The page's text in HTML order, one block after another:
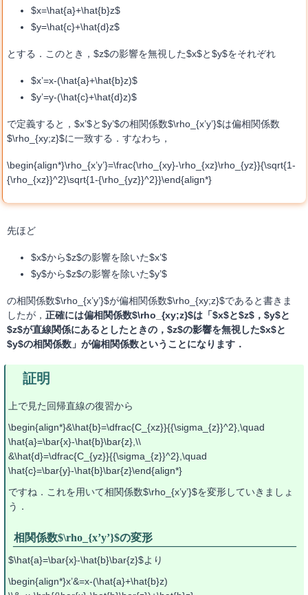
$x=\hat{a}+\hat{b}z$
$y=\hat{c}+\hat{d}z$
とする．このとき，$z$の影響を無視した$x$と$y$をそれぞれ
$x’=x-(\hat{a}+\hat{b}z)$
$y’=y-(\hat{c}+\hat{d}z)$
で定義すると，$x’$と$y’$の相関係数$\rho_{x’y’}$は偏相関係数
$\rho_{xy;z}$に一致する．すなわち，
\begin{align*}\rho_{x’y’}=\frac{\rho_{xy}-\rho_{xz}\rho_{yz}}{\sqrt{1-
{\rho_{xz}}^2}\sqrt{1-{\rho_{yz}}^2}}\end{align*}
先ほど
$x$から$z$の影響を除いた$x’$
$y$から$z$の影響を除いた$y’$
の相関係数$\rho_{x’y’}$が偏相関係数$\rho_{xy;z}$であると書きま
したが， 正確には偏相関係数$\rho_{xy;z}$は「$x$と$z$，$y$と
$z$が直線関係にあるとしたときの，$z$の影響を無視した$x$と
$y$の相関係数」が偏相関係数ということになります．
上で見た回帰直線の復習から
\begin{align*}&\hat{b}=\dfrac{C_{xz}}{{\sigma_{z}}^2},\quad
\hat{a}=\bar{x}-\hat{b}\bar{z},\\
&\hat{d}=\dfrac{C_{yz}}{{\sigma_{z}}^2},\quad
\hat{c}=\bar{y}-\hat{b}\bar{z}\end{align*}
ですね．これを用いて相関係数$\rho_{x’y’}$を変形していきましょ
う．
相関係数$\rho_{x’y’}$の変形
$\hat{a}=\bar{x}-\hat{b}\bar{z}$より
\begin{align*}x’&=x-(\hat{a}+\hat{b}z)